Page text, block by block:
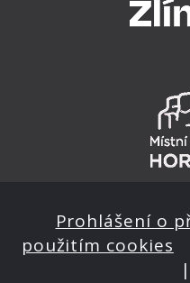
Prohlášení o
použitím cookies